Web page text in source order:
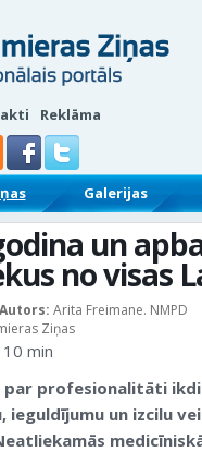
Reklāma
Galerijas
un
no visas
Autors: Arita Freimane. NMPD
Ziņas
10 min
par profesionalitāti
ieguldījumu un izcilu